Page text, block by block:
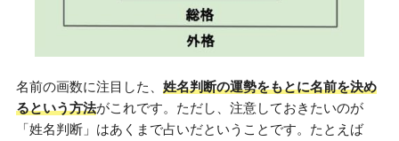
名前の画数に注目した、 姓名判断の運勢をもとに名前を決め
るという方法がこれです。ただし、注意しておきたいのが
「姓名判断」はあくまで占いだということです。たとえば